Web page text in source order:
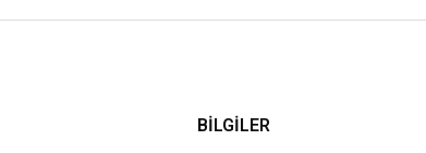
BİLGİLER